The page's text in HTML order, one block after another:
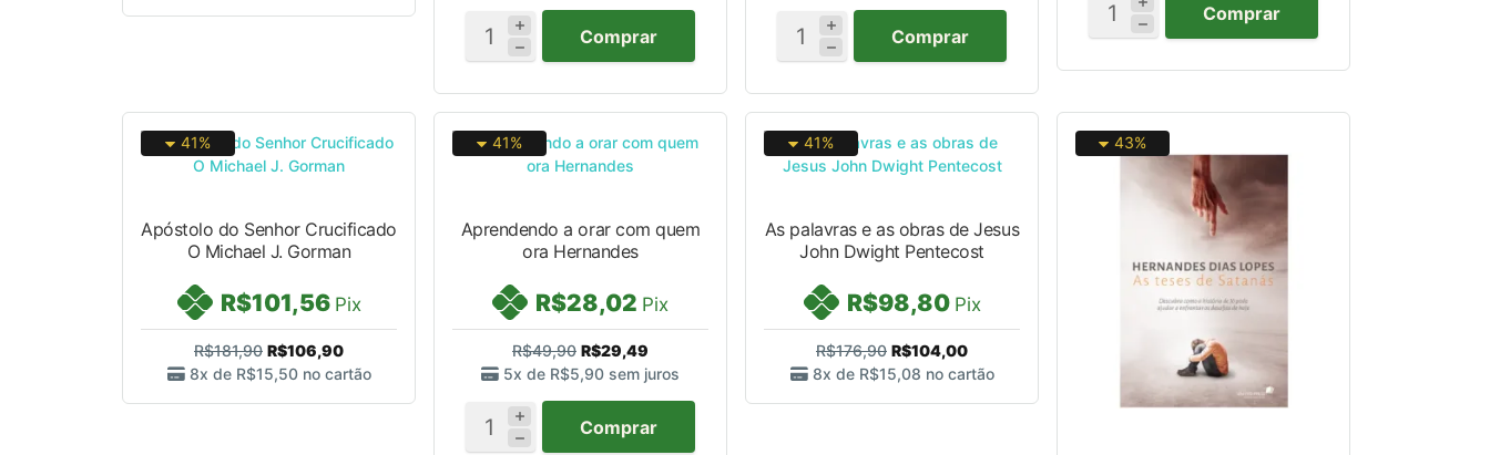
Comprar Comprar
Comprar
41%
Apóstolo do Senhor Crucificado
O Michael J. Gorman
R$101,56 Pix
R$181,90 R$106,90
8x de R$15,50 no cartão
41%
Aprendendo a orar com quem
ora Hernandes
R$28,02 Pix
R$49,90 R$29,49
5x de R$5,90 sem juros
Comprar
41%
As palavras e as obras de Jesus
John Dwight Pentecost
R$98,80 Pix
R$176,90 R$104,00
8x de R$15,08 no cartão
43%